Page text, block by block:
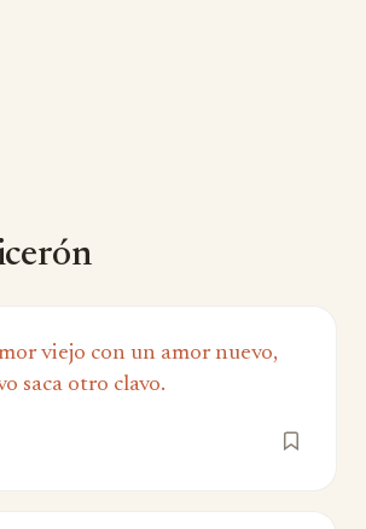
viejo con un amor nuevo,
saca otro clavo.